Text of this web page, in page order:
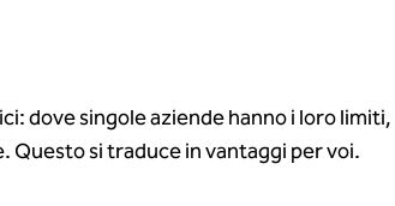
dove singole aziende hanno i loro limiti,
si traduce in vantaggi per voi.